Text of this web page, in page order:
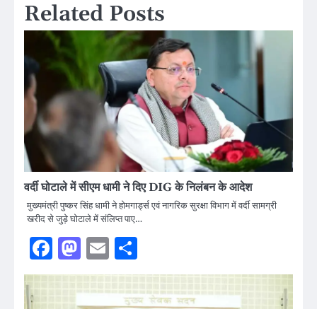
Related Posts
वर्दी घोटाले में सीएम धामी ने दिए DIG के निलंबन के आदेश
मुख्यमंत्री पुष्कर सिंह धामी ने होमगार्ड्स एवं नागरिक सुरक्षा विभाग में वर्दी सामग्री
खरीद से जुड़े घोटाले में संलिप्त पाए…
Facebook
Mastodon
Email